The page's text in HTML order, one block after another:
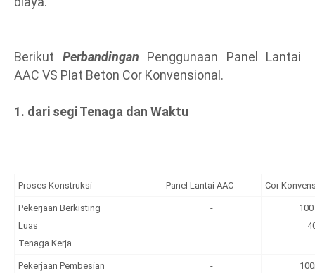
Berikut Perbandingan Penggunaan Panel Lantai
AAC VS Plat Beton Cor Konvensional.
1. dari segi Tenaga dan Waktu
Proses Konstruksi Panel Lantai AAC Cor
Pekerjaan Berkisting
Luas
Tenaga Kerja
-
Pekerjaan Pembesian
-